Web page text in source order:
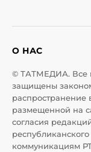
О НАС
© ТАТМЕДИА. Все
защищены
размещенной на
согласия
коммуникациям